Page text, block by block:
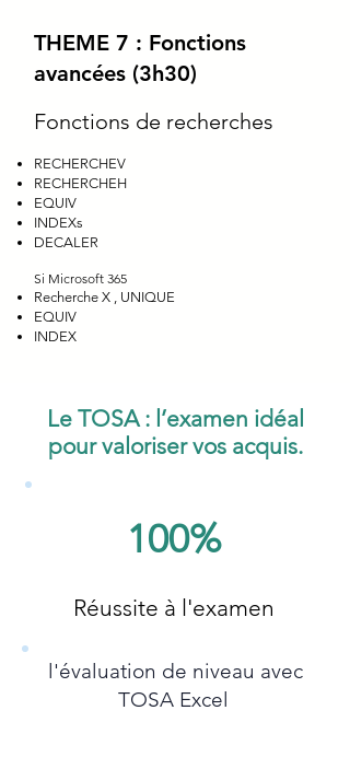
THEME 7 : Fonctions
avancées (3h30)
Fonctions de recherches
RECHERCHEV
RECHERCHEH
EQUIV
INDEXs
DECALER
Si Microsoft 365
Recherche X , UNIQUE
EQUIV
INDEX
Le TOSA : l’examen idéal
pour valoriser vos acquis.
100%
Réussite à l'examen
l'évaluation de niveau avec
TOSA Excel